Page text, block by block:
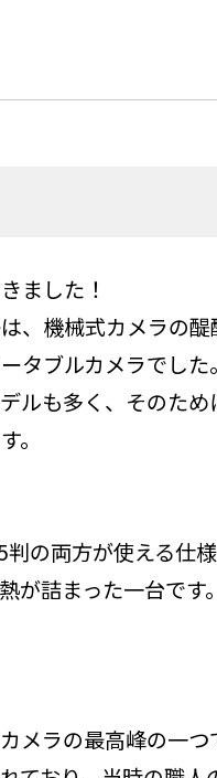
ました！
、機械式カメラの
タブルカメラでした。
も多く、そのため
。
の両方が使える仕
が詰まった一台で
メラの最高峰の一